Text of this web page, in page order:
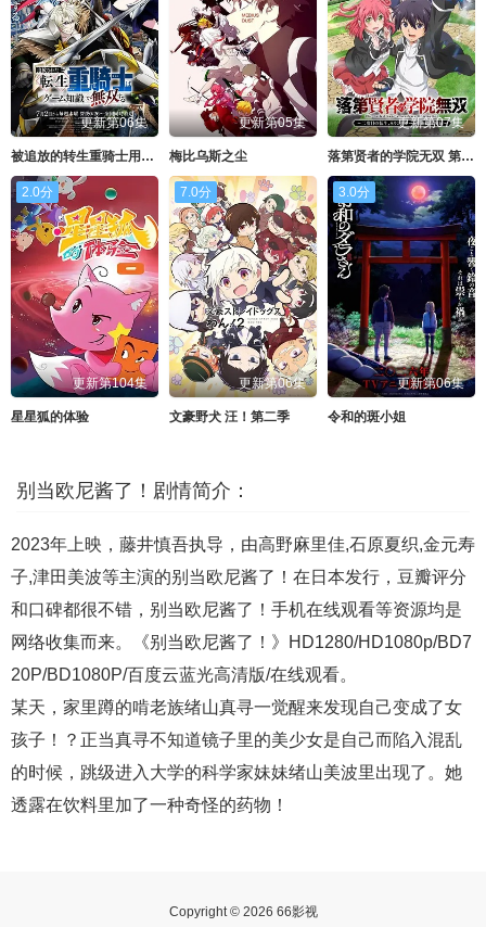
更新第06集
被追放的转生重骑士用游戏知识开无双
更新第05集
梅比乌斯之尘
更新第07集
落第贤者的学院无双 第二回转生，S等级作弊魔术师冒险记
2.0分
更新第104集
星星狐的体验
7.0分
更新第06集
文豪野犬 汪！第二季
3.0分
更新第06集
令和的斑小姐
别当欧尼酱了！剧情简介：
2023年上映，藤井慎吾执导，由高野麻里佳,石原夏织,金元寿
子,津田美波等主演的别当欧尼酱了！在日本发行，豆瓣评分
和口碑都很不错，别当欧尼酱了！手机在线观看等资源均是
网络收集而来。《别当欧尼酱了！》HD1280/HD1080p/BD7
20P/BD1080P/百度云蓝光高清版/在线观看。
某天，家里蹲的啃老族绪山真寻一觉醒来发现自己变成了女
孩子！？正当真寻不知道镜子里的美少女是自己而陷入混乱
的时候，跳级进入大学的科学家妹妹绪山美波里出现了。她
透露在饮料里加了一种奇怪的药物！
Copyright © 2026 66影视